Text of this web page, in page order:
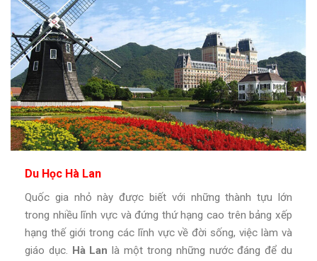
Du Học Hà Lan
Quốc gia nhỏ này được biết với những thành tựu lớn
trong nhiều lĩnh vực và đứng thứ hạng cao trên bảng xếp
hạng thế giới trong các lĩnh vực về đời sống, việc làm và
giáo dục. Hà Lan là một trong những nước đáng để du